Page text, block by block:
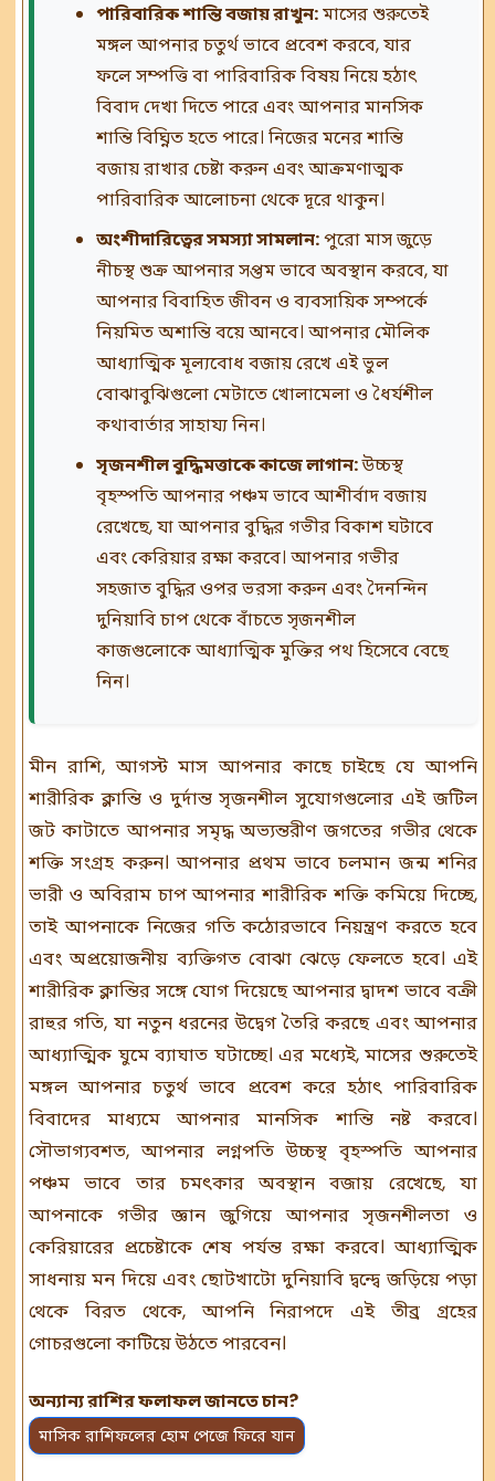
পারিবারিক শান্তি বজায় রাখুন:মাসের শুরুতেই
মঙ্গল আপনার চতুর্থ ভাবে প্রবেশ করবে, যার
ফলে সম্পত্তি বা পারিবারিক বিষয় নিয়ে হঠাৎ
বিবাদ দেখা দিতে পারে এবং আপনার মানসিক
শান্তি বিঘ্নিত হতে পারে। নিজের মনের শান্তি
বজায় রাখার চেষ্টা করুন এবং আক্রমণাত্মক
পারিবারিক আলোচনা থেকে দূরে থাকুন।
অংশীদারিত্বের সমস্যা সামলান:পুরো মাস জুড়ে
নীচস্থ শুক্র আপনার সপ্তম ভাবে অবস্থান করবে, যা
আপনার বিবাহিত জীবন ও ব্যবসায়িক সম্পর্কে
নিয়মিত অশান্তি বয়ে আনবে। আপনার মৌলিক
আধ্যাত্মিক মূল্যবোধ বজায় রেখে এই ভুল
বোঝাবুঝিগুলো মেটাতে খোলামেলা ও ধৈর্যশীল
কথাবার্তার সাহায্য নিন।
সৃজনশীল বুদ্ধিমত্তাকে কাজে লাগান:উচ্চস্থ
বৃহস্পতি আপনার পঞ্চম ভাবে আশীর্বাদ বজায়
রেখেছে, যা আপনার বুদ্ধির গভীর বিকাশ ঘটাবে
এবং কেরিয়ার রক্ষা করবে। আপনার গভীর
সহজাত বুদ্ধির ওপর ভরসা করুন এবং দৈনন্দিন
দুনিয়াবি চাপ থেকে বাঁচতে সৃজনশীল
কাজগুলোকে আধ্যাত্মিক মুক্তির পথ হিসেবে বেছে
নিন।
মীন রাশি, আগস্ট মাস আপনার কাছে চাইছে যে আপনি
শারীরিক ক্লান্তি ও দুর্দান্ত সৃজনশীল সুযোগগুলোর এই জটিল
জট কাটাতে আপনার সমৃদ্ধ অভ্যন্তরীণ জগতের গভীর থেকে
শক্তি সংগ্রহ করুন। আপনার প্রথম ভাবে চলমান জন্ম শনির
ভারী ও অবিরাম চাপ আপনার শারীরিক শক্তি কমিয়ে দিচ্ছে,
তাই আপনাকে নিজের গতি কঠোরভাবে নিয়ন্ত্রণ করতে হবে
এবং অপ্রয়োজনীয় ব্যক্তিগত বোঝা ঝেড়ে ফেলতে হবে। এই
শারীরিক ক্লান্তির সঙ্গে যোগ দিয়েছে আপনার দ্বাদশ ভাবে বক্রী
রাহুর গতি, যা নতুন ধরনের উদ্বেগ তৈরি করছে এবং আপনার
আধ্যাত্মিক ঘুমে ব্যাঘাত ঘটাচ্ছে। এর মধ্যেই, মাসের শুরুতেই
মঙ্গল আপনার চতুর্থ ভাবে প্রবেশ করে হঠাৎ পারিবারিক
বিবাদের মাধ্যমে আপনার মানসিক শান্তি নষ্ট করবে।
সৌভাগ্যবশত, আপনার লগ্নপতি উচ্চস্থ বৃহস্পতি আপনার
পঞ্চম ভাবে তার চমৎকার অবস্থান বজায় রেখেছে, যা
আপনাকে গভীর জ্ঞান জুগিয়ে আপনার সৃজনশীলতা ও
কেরিয়ারের প্রচেষ্টাকে শেষ পর্যন্ত রক্ষা করবে। আধ্যাত্মিক
সাধনায় মন দিয়ে এবং ছোটখাটো দুনিয়াবি দ্বন্দ্বে জড়িয়ে পড়া
থেকে বিরত থেকে, আপনি নিরাপদে এই তীব্র গ্রহের
গোচরগুলো কাটিয়ে উঠতে পারবেন।
অন্যান্য রাশির ফলাফল জানতে চান?
মাসিক রাশিফলের হোম পেজে ফিরে যান